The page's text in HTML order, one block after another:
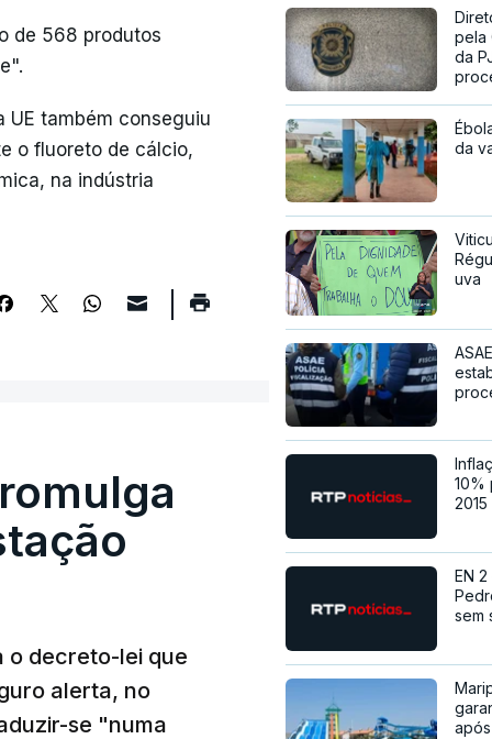
de 568 produtos
UE também conseguiu
o fluoreto de cálcio,
na indústria
o decreto-lei que
alerta, no
se "numa
pela
da
da
uva
10%
2015
EN
sem